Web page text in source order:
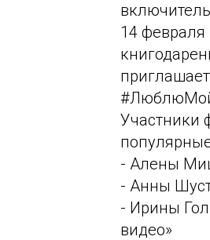
14
Участники
- Алены
- Анны Шуст
- Ирины
видео»